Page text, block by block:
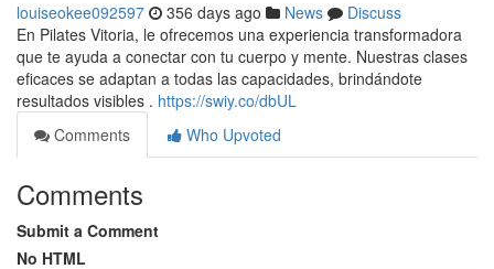
louiseokee092597 356 days ago News
Discuss
En Pilates Vitoria, le ofrecemos una experiencia transformadora
que te ayuda a conectar con tu cuerpo y mente. Nuestras clases
eficaces se adaptan a todas las capacidades, brindándote
resultados visibles . https://swiy.co/dbUL
Comments
Who Upvoted
Comments
Submit a Comment
No HTML